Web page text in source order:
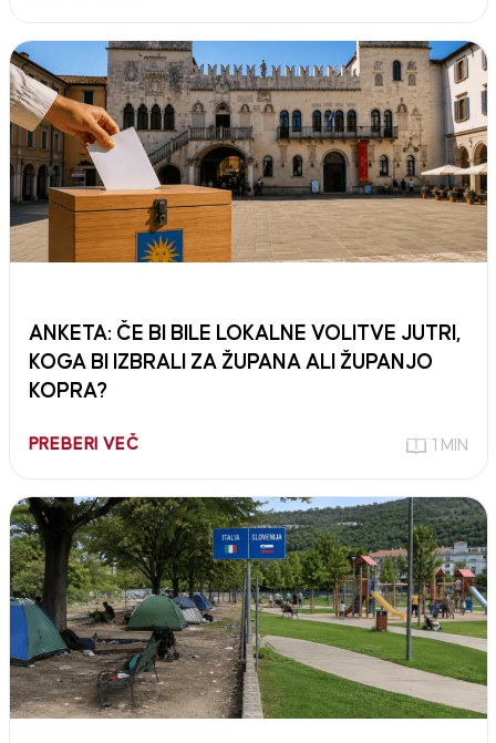
ANKETA: ČE BI BILE LOKALNE VOLITVE JUTRI,
KOGA BI IZBRALI ZA ŽUPANA ALI ŽUPANJO
KOPRA?
PREBERI VEČ 1 MIN